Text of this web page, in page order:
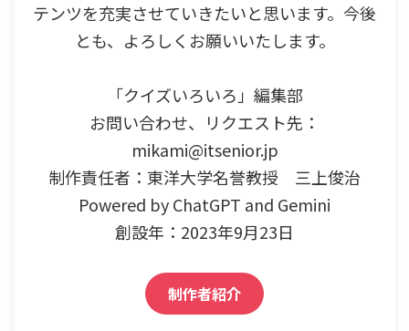
テンツを充実させていきたいと思います。今後
とも、よろしくお願いいたします。
「クイズいろいろ」編集部
お問い合わせ、リクエスト先：
mikami@itsenior.jp
制作責任者：東洋大学名誉教授 三上俊治
Powered by ChatGPT and Gemini
創設年：2023年9月23日
制作者紹介